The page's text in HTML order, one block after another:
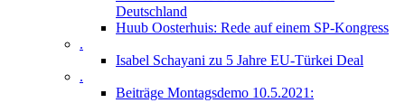
Deutschland
Huub Oosterhuis: Rede auf einem SP-Kongress
.
Isabel Schayani zu 5 Jahre EU-Türkei Deal
.
Beiträge Montagsdemo 10.5.2021: